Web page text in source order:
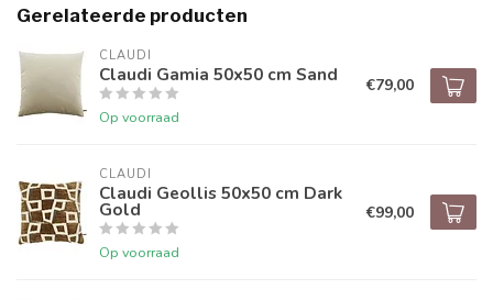
Gerelateerde producten
CLAUDI
Claudi Gamia 50x50 cm Sand
Op voorraad
€79,00
CLAUDI
Claudi Geollis 50x50 cm Dark
Gold
Op voorraad
€99,00